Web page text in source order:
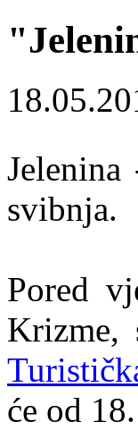
svibnja.
Pored
Krizme,
će od